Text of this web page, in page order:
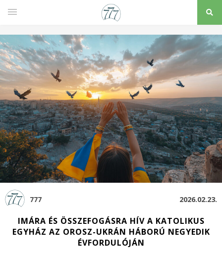
777 2026.02.23.
IMÁRA ÉS ÖSSZEFOGÁSRA HÍV A KATOLIKUS
EGYHÁZ AZ OROSZ-UKRÁN HÁBORÚ NEGYEDIK
ÉVFORDULÓJÁN